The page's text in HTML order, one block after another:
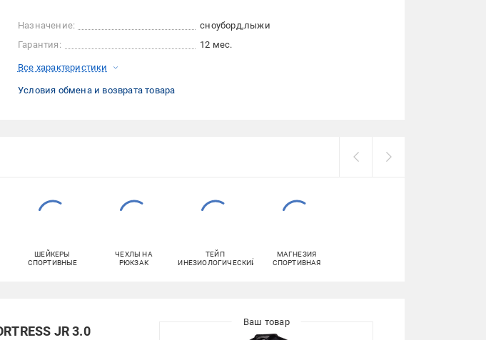
Назначение: сноуборд лыжи
Гарантия:
12 мес.
Все характеристики
Условия обмена и возврата товара
ШЕЙКЕРЫ
СПОРТИВНЫЕ
ЧЕХЛЫ НА
РЮКЗАК
ТЕЙП
КИНЕЗИОЛОГИЧЕСКИЙ
МАГНЕЗИЯ
СПОРТИВНАЯ
JR 3.0